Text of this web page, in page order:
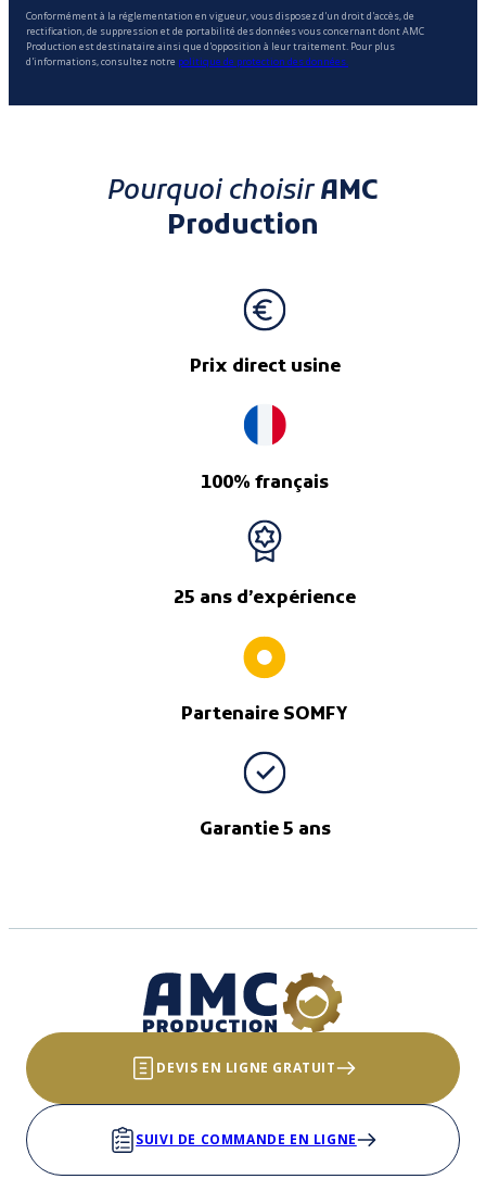
Conformément à la réglementation en vigueur, vous disposez d'un droit d'accès, de
rectification, de suppression et de portabilité des données vous concernant dont AMC
Production est destinataire ainsi que d'opposition à leur traitement. Pour plus
d'informations, consultez notre politique de protection des données.
Pourquoi choisirAMC
Production
Prix direct usine
100% français
25 ans d’expérience
Partenaire SOMFY
Garantie 5 ans
DEVIS EN LIGNE GRATUIT
SUIVI DE COMMANDE EN LIGNE